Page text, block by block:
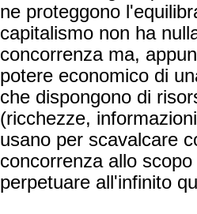
ne proteggono
capitalismo non ha
concorrenza ma,
potere economico di
che dispongono di
(ricchezze,
usano per scavalcare
concorrenza allo
perpetuare all'infinito